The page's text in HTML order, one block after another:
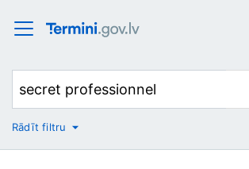
No
Rādīt filtru